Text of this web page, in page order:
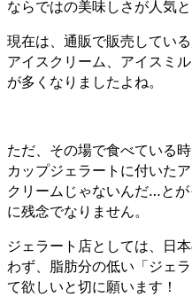
ならではの美味しさが人気と
現在は、通販で販売してい
アイスクリーム、アイスミ
が多くなりましたよね。
ただ、その場で食べている
カップジェラートに付いた
クリームじゃないんだ…と
に残念でなりません。
ジェラート店としては、日
わず、脂肪分の低い「ジェ
て欲しいと切に願います！